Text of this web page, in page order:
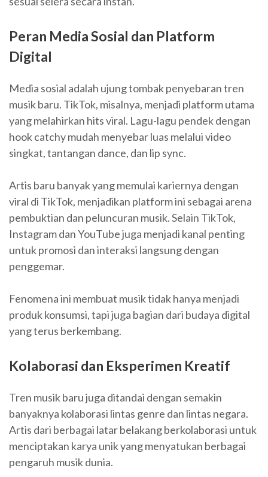
Peran Media Sosial dan Platform
Digital
Media sosial adalah ujung tombak penyebaran tren
musik baru. TikTok, misalnya, menjadi platform utama
yang melahirkan hits viral. Lagu-lagu pendek dengan
hook catchy mudah menyebar luas melalui video
singkat, tantangan dance, dan lip sync.
Artis baru banyak yang memulai kariernya dengan
viral di TikTok, menjadikan platform ini sebagai arena
pembuktian dan peluncuran musik. Selain TikTok,
Instagram dan YouTube juga menjadi kanal penting
untuk promosi dan interaksi langsung dengan
penggemar.
Fenomena ini membuat musik tidak hanya menjadi
produk konsumsi, tapi juga bagian dari budaya digital
yang terus berkembang.
Kolaborasi dan Eksperimen Kreatif
Tren musik baru juga ditandai dengan semakin
banyaknya kolaborasi lintas genre dan lintas negara.
Artis dari berbagai latar belakang berkolaborasi untuk
menciptakan karya unik yang menyatukan berbagai
pengaruh musik dunia.